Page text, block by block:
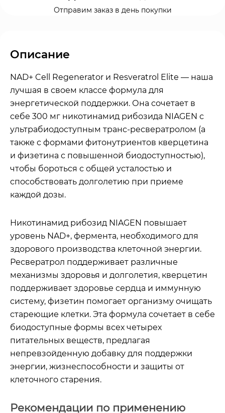
Отправим заказ в день покупки
Описание
NAD+ Cell Regenerator и Resveratrol Elite — наша
лучшая в своем классе формула для
энергетической поддержки. Она сочетает в
себе 300 мг никотинамид рибозида NIAGEN с
ультрабиодоступным транс-ресвератролом (а
также с формами фитонутриентов кверцетина
и физетина с повышенной биодоступностью),
чтобы бороться с общей усталостью и
способствовать долголетию при приеме
каждой дозы.
Никотинамид рибозид NIAGEN повышает
уровень NAD+, фермента, необходимого для
здорового производства клеточной энергии.
Ресвератрол поддерживает различные
механизмы здоровья и долголетия, кверцетин
поддерживает здоровье сердца и иммунную
систему, физетин помогает организму очищать
стареющие клетки. Эта формула сочетает в себе
биодоступные формы всех четырех
питательных веществ, предлагая
непревзойденную добавку для поддержки
энергии, жизнеспособности и защиты от
клеточного старения.
Рекомендации по применению